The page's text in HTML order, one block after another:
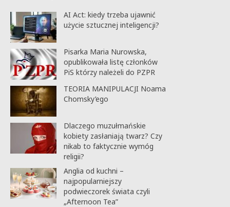
AI Act: kiedy trzeba ujawnić
użycie sztucznej inteligencji?
Pisarka Maria Nurowska,
opublikowała listę członków
PiS którzy należeli do PZPR
TEORIA MANIPULACJI Noama
Chomsky’ego
Dlaczego muzułmańskie
kobiety zasłaniają twarz? Czy
nikab to faktycznie wymóg
religii?
Anglia od kuchni –
najpopularniejszy
podwieczorek świata czyli
„Afternoon Tea”